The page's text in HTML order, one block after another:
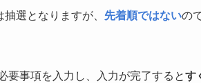
選となりますが、 先着順ではないの
要事項を入力し、入力が完了するとす